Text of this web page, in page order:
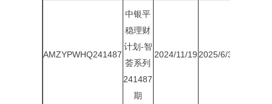
AMZYPWHQ241487
中银平
稳理财
计划-智
荟系列
241487
期
2024/11/19 2025/6/30